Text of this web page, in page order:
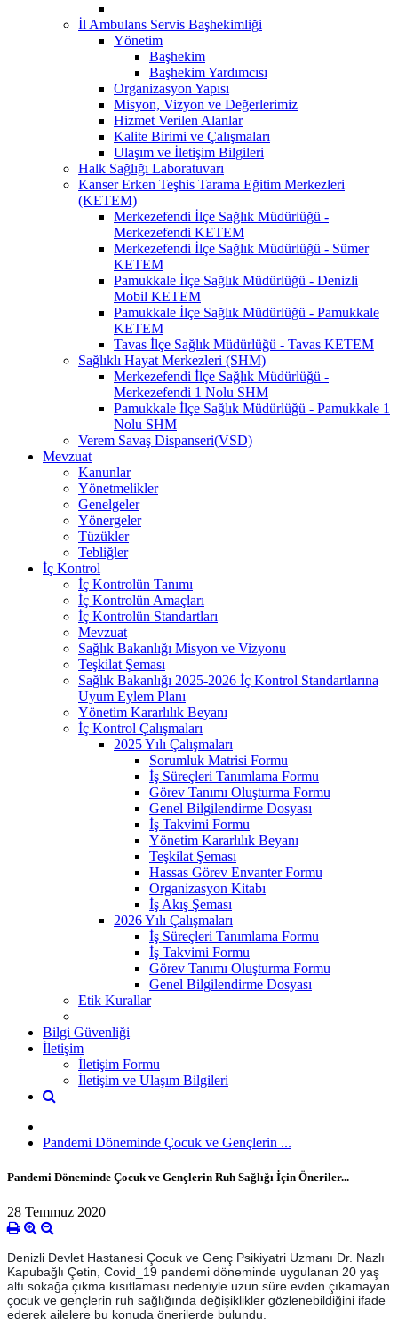
İl Ambulans Servis Başhekimliği
Yönetim
Başhekim
Başhekim Yardımcısı
Organizasyon Yapısı
Misyon, Vizyon ve Değerlerimiz
Hizmet Verilen Alanlar
Kalite Birimi ve Çalışmaları
Ulaşım ve İletişim Bilgileri
Halk Sağlığı Laboratuvarı
Kanser Erken Teşhis Tarama Eğitim Merkezleri
(KETEM)
Merkezefendi İlçe Sağlık Müdürlüğü -
Merkezefendi KETEM
Merkezefendi İlçe Sağlık Müdürlüğü - Sümer
KETEM
Pamukkale İlçe Sağlık Müdürlüğü - Denizli
Mobil KETEM
Pamukkale İlçe Sağlık Müdürlüğü - Pamukkale
KETEM
Tavas İlçe Sağlık Müdürlüğü - Tavas KETEM
Sağlıklı Hayat Merkezleri (SHM)
Merkezefendi İlçe Sağlık Müdürlüğü -
Merkezefendi 1 Nolu SHM
Pamukkale İlçe Sağlık Müdürlüğü - Pamukkale 1
Nolu SHM
Verem Savaş Dispanseri(VSD)
Mevzuat
Kanunlar
Yönetmelikler
Genelgeler
Yönergeler
Tüzükler
Tebliğler
İç Kontrol
İç Kontrolün Tanımı
İç Kontrolün Amaçları
İç Kontrolün Standartları
Mevzuat
Sağlık Bakanlığı Misyon ve Vizyonu
Teşkilat Şeması
Sağlık Bakanlığı 2025-2026 İç Kontrol Standartlarına
Uyum Eylem Planı
Yönetim Kararlılık Beyanı
İç Kontrol Çalışmaları
2025 Yılı Çalışmaları
Sorumluk Matrisi Formu
İş Süreçleri Tanımlama Formu
Görev Tanımı Oluşturma Formu
Genel Bilgilendirme Dosyası
İş Takvimi Formu
Yönetim Kararlılık Beyanı
Teşkilat Şeması
Hassas Görev Envanter Formu
Organizasyon Kitabı
İş Akış Şeması
2026 Yılı Çalışmaları
İş Süreçleri Tanımlama Formu
İş Takvimi Formu
Görev Tanımı Oluşturma Formu
Genel Bilgilendirme Dosyası
Etik Kurallar
Bilgi Güvenliği
İletişim
İletişim Formu
İletişim ve Ulaşım Bilgileri
Pandemi Döneminde Çocuk ve Gençlerin ...
Pandemi Döneminde Çocuk ve Gençlerin Ruh Sağlığı İçin Öneriler...
28 Temmuz 2020
Denizli Devlet Hastanesi Çocuk ve Genç Psikiyatri Uzmanı Dr. Nazlı
Kapubağlı Çetin, Covid_19 pandemi döneminde uygulanan 20 yaş
altı sokağa çıkma kısıtlaması nedeniyle uzun süre evden çıkamayan
çocuk ve gençlerin ruh sağlığında değişiklikler gözlenebildiğini ifade
ederek ailelere bu konuda önerilerde bulundu.